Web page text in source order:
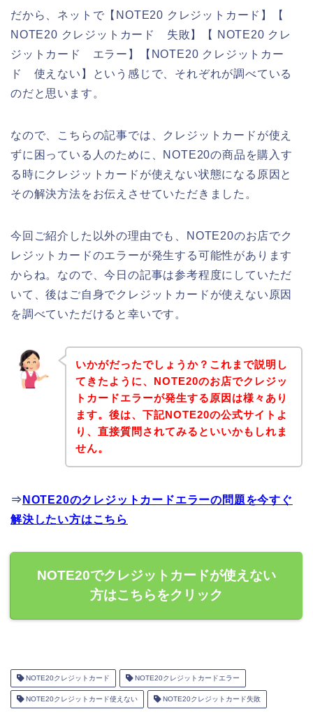
だから、ネットで【NOTE20 クレジットカード】【
NOTE20 クレジットカード 失敗】【 NOTE20 クレ
ジットカード エラー】【NOTE20 クレジットカー
ド 使えない】という感じで、それぞれが調べている
のだと思います。
なので、こちらの記事では、クレジットカードが使え
ずに困っている人のために、NOTE20の商品を購入す
る時にクレジットカードが使えない状態になる原因と
その解決方法をお伝えさせていただきました。
今回ご紹介した以外の理由でも、NOTE20のお店でク
レジットカードのエラーが発生する可能性があります
からね。なので、今日の記事は参考程度にしていただ
いて、後はご自身でクレジットカードが使えない原因
を調べていただけると幸いです。
いかがだったでしょうか？これまで説明し
てきたように、NOTE20のお店でクレジッ
トカードエラーが発生する原因は様々あり
ます。後は、下記NOTE20の公式サイトよ
り、直接質問されてみるといいかもしれま
せん。
⇒ NOTE20のクレジットカードエラーの問題を今すぐ
解決したい方はこちら
NOTE20でクレジットカードが使えない
方はこちらをクリック
NOTE20クレジットカード NOTE20クレジットカードエラー
NOTE20クレジットカード使えない NOTE20クレジットカード失敗